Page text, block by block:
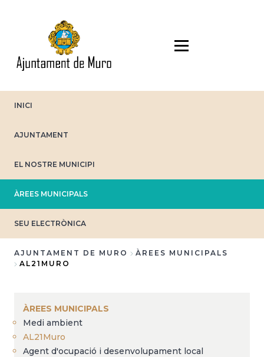
INICI
AJUNTAMENT
EL NOSTRE MUNICIPI
ÀREES MUNICIPALS
SEU ELECTRÒNICA
AJUNTAMENT DE MURO
ÀREES MUNICIPALS
AL21MURO
ÀREES MUNICIPALS
Medi ambient
AL21Muro
Agent d'ocupació i desenvolupament local